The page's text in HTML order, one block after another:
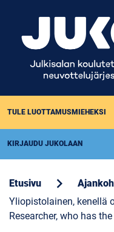
TULE LUOTTAMUSMIEHEKSI
KIRJAUDU JUKOLAAN
Etusivu chevron_right
Yliopistolainen, kenellä
Researcher, who has